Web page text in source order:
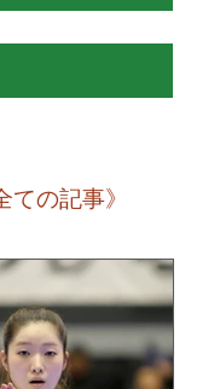
ての記事》